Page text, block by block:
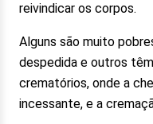
reivindicar os corpos.
Alguns são muito
despedida e outros
crematórios, onde a
incessante, e a